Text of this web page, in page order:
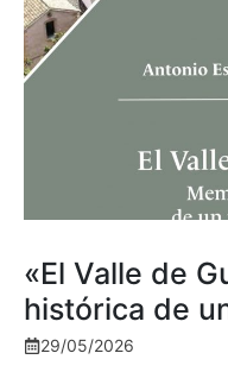
«El Valle de
histórica de
29/05/2026